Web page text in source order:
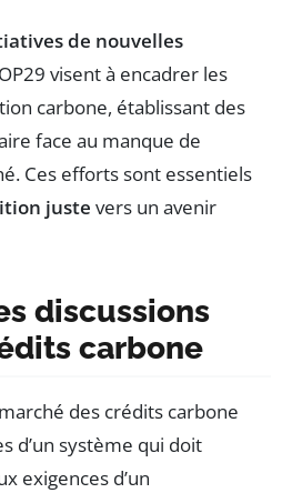
de nouvelles
visent à encadrer les
carbone, établissant des
face au manque de
Ces efforts sont essentiels
juste vers un avenir
discussions
carbone
des crédits carbone
d’un système qui doit
exigences d’un